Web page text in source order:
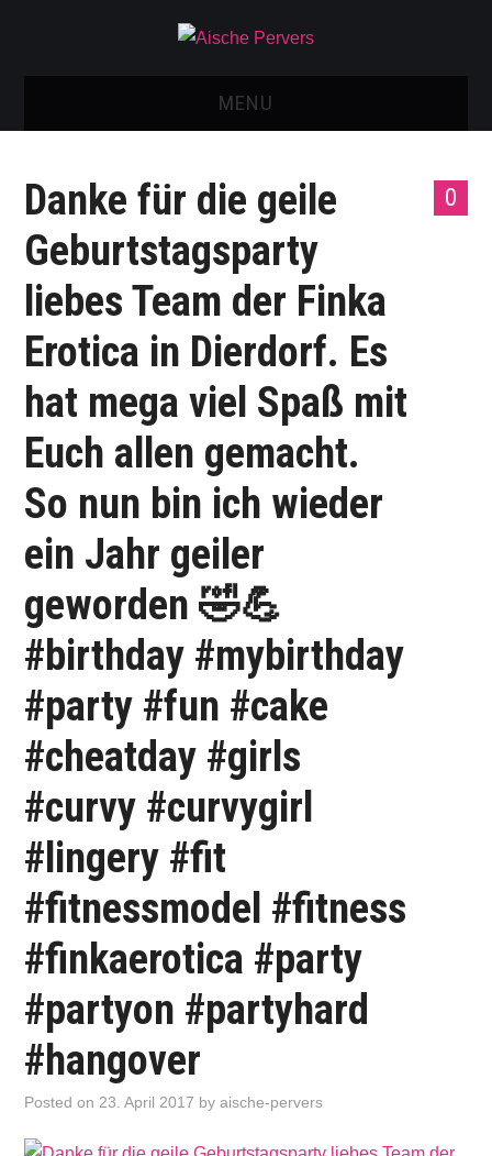
MENU
NEU: AISCHE SHOP!
TELEGRAM GRUPPE
IMPRESSUM
0
Danke für die geile
Geburtstagsparty
liebes Team der Finka
Erotica in Dierdorf. Es
hat mega viel Spaß mit
Euch allen gemacht.
So nun bin ich wieder
ein Jahr geiler
geworden 🤣💪
#birthday #mybirthday
#party #fun #cake
#cheatday #girls
#curvy #curvygirl
#lingery #fit
#fitnessmodel #fitness
#finkaerotica #party
#partyon #partyhard
#hangover
Posted on 23. April 2017 byaische-pervers